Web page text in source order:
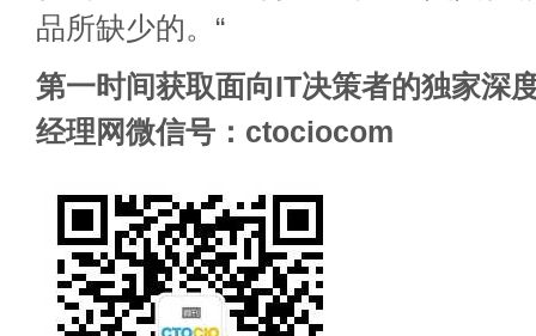
品所缺少的。“
第一时间获取面向IT决策者的独家深
经理网微信号：ctociocom